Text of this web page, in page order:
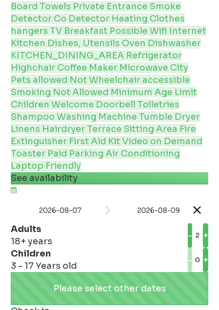
Board Towels Private Entrance Smoke
Detector Co Detector Heating Clothes
hangers TV Breakfast PossibleWifi Internet
Kitchen Dishes, Utensils Oven Dishwasher
KITCHEN_DINING_AREA Refrigerator
Highchair Coffee Maker Microwave City
Pets allowed Not Wheelchair accessible
Smoking Not Allowed Minimum Age Limit
Children Welcome Doorbell Toiletries
ShampooWashing Machine Tumble Dryer
Linens Hairdryer Terrace Sitting Area Fire
Extinguisher First Aid KitVideo on Demand
Toaster Paid ParkingAir Conditioning
Laptop Friendly
See availability
2026-08-07 2026-08-09
Adults
18+ years
-
+
Children
3 - 17 Years old
- +
Please select other dates